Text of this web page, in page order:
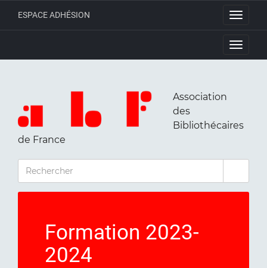
Toggle
ESPACE ADHÉSION
Toggle
Association
des
Bibliothécaires
de France
RECHERCHER
Formation 2023-
2024